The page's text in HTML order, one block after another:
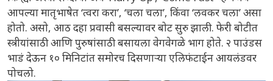
आपल्या मातृभाषेत ‘त्वरा करा’, ‘चला चला’, किंवा ‘लवकर चला’ असा
होतो. असो, आठ दहा प्रवासी बसल्यावर बोट सुरु झाली. फेरी बोटीत
स्त्रीयांसाठी आणि पुरुषांसाठी बसायला वेगवेगळे भाग होते. २ पाउंडस
भाडं देऊन १० मिनिटांत समोरच दिसणाऱ्या एलिफंटाईन आयलंडवर
पोचलो.